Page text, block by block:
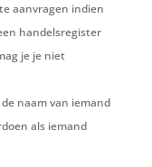
aanvragen indien
handelsregister
je je niet
naam van iemand
als iemand